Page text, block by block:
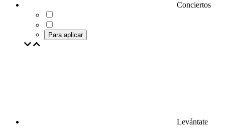
Conciertos
Para aplicar
Levántate